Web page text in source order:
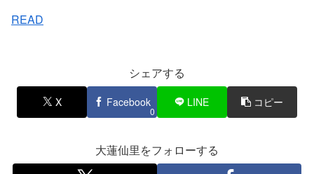
READ
シェアする
X Facebook
0
LINE コピー
大蓮仙里をフォローする